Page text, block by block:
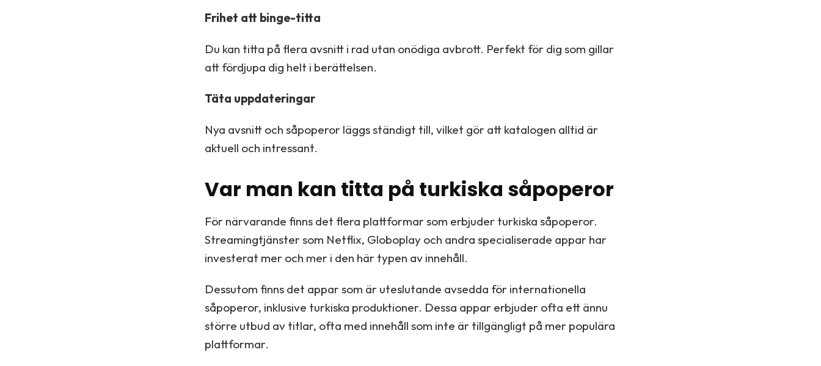
Frihet att binge-titta
Du kan titta på flera avsnitt i rad utan onödiga avbrott. Perfekt för dig som gillar
att fördjupa dig helt i berättelsen.
Täta uppdateringar
Nya avsnitt och såpoperor läggs ständigt till, vilket gör att katalogen alltid är
aktuell och intressant.
Var man kan titta på turkiska såpoperor
För närvarande finns det flera plattformar som erbjuder turkiska såpoperor.
Streamingtjänster som Netflix, Globoplay och andra specialiserade appar har
investerat mer och mer i den här typen av innehåll.
Dessutom finns det appar som är uteslutande avsedda för internationella
såpoperor, inklusive turkiska produktioner. Dessa appar erbjuder ofta ett ännu
större utbud av titlar, ofta med innehåll som inte är tillgängligt på mer populära
plattformar.